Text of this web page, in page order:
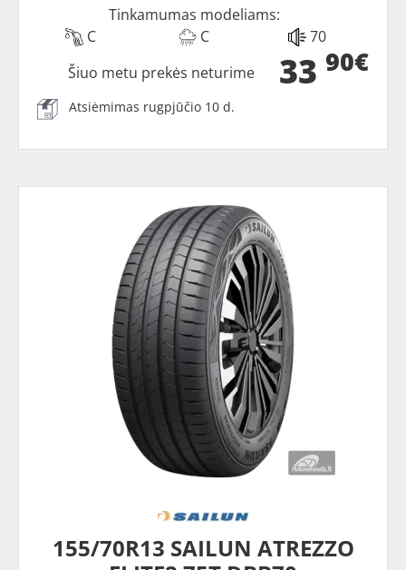
Tinkamumas modeliams:
C
C 70
33 90€
Šiuo metu prekės neturime
Atsiėmimas rugpjūčio 10 d.
155/70R13 SAILUN ATREZZO